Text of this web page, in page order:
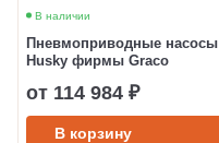
В наличии
Пневмоприводные насосы
Husky фирмы Graco
от 114 984 ₽
В корзину